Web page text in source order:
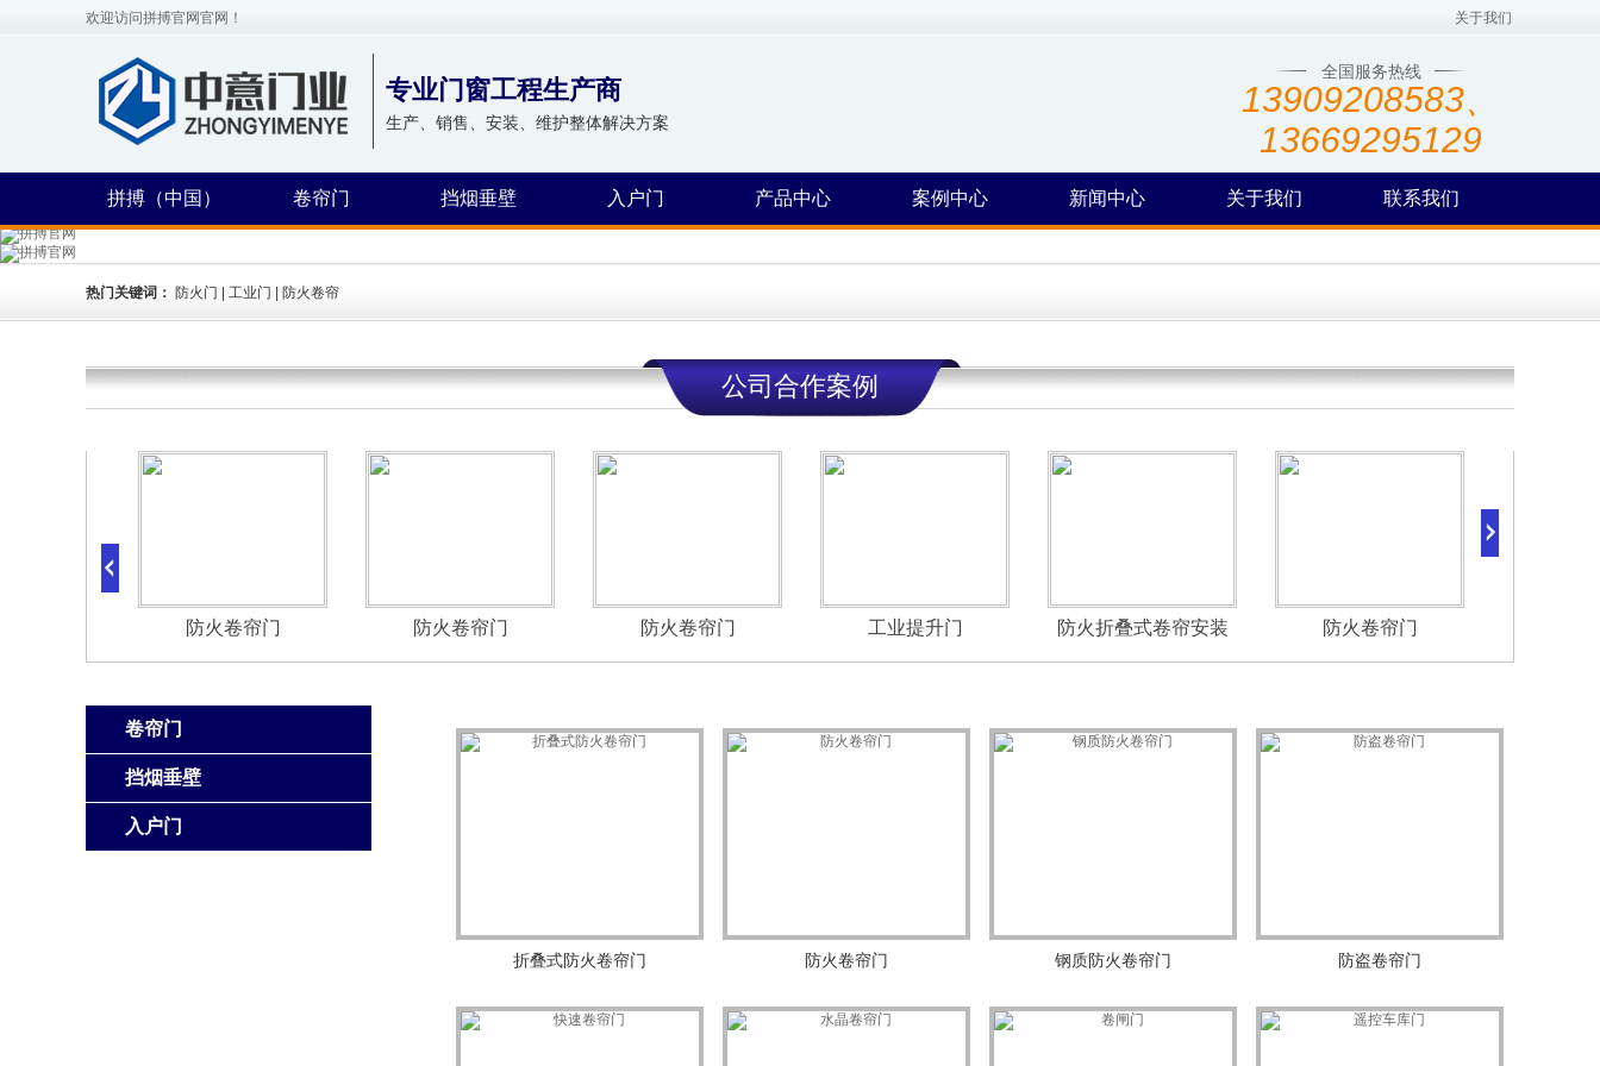
欢迎访问拼搏官网官网！ 关于我们
专业门窗工程生产商
生产、销售、安装、维护整体解决方案
全国服务热线
13909208583、
13669295129
拼搏（中国） 卷帘门 挡烟垂壁 入户门 产品中心 案例中心 新闻中心 关于我们 联系我们
热门关键词： 防火门 | 工业门 | 防火卷帘
公司合作案例
防火卷帘门 防火卷帘门 防火卷帘门 工业提升门 防火折叠式卷帘安装 防火卷帘门
卷帘门
挡烟垂壁
入户门
折叠式防火卷帘门 防火卷帘门 钢质防火卷帘门 防盗卷帘门